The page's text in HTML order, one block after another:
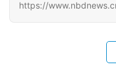
https://